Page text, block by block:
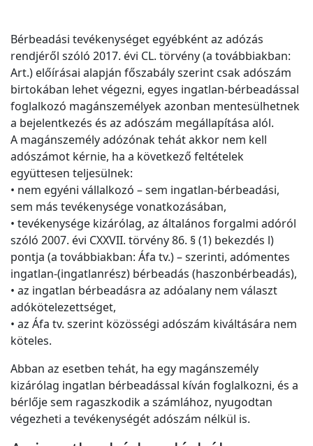
Bérbeadási tevékenységet egyébként az adózás
rendjéről szóló 2017. évi CL. törvény (a továbbiakban:
Art.) előírásai alapján főszabály szerint csak adószám
birtokában lehet végezni, egyes ingatlan-bérbeadással
foglalkozó magánszemélyek azonban mentesülhetnek
a bejelentkezés és az adószám megállapítása alól.
A magánszemély adózónak tehát akkor nem kell
adószámot kérnie, ha a következő feltételek
együttesen teljesülnek:
• nem egyéni vállalkozó – sem ingatlan-bérbeadási,
sem más tevékenysége vonatkozásában,
• tevékenysége kizárólag, az általános forgalmi adóról
szóló 2007. évi CXXVII. törvény 86. § (1) bekezdés l)
pontja (a továbbiakban: Áfa tv.) – szerinti, adómentes
ingatlan-(ingatlanrész) bérbeadás (haszonbérbeadás),
• az ingatlan bérbeadásra az adóalany nem választ
adókötelezettséget,
• az Áfa tv. szerint közösségi adószám kiváltására nem
köteles.
Abban az esetben tehát, ha egy magánszemély
kizárólag ingatlan bérbeadással kíván foglalkozni, és a
bérlője sem ragaszkodik a számlához, nyugodtan
végezheti a tevékenységét adószám nélkül is.